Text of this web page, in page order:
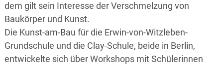
dem gilt sein Interesse der Verschmelzung von
Baukörper und Kunst.
Die Kunst-am-Bau für die Erwin-von-Witzleben-
Grundschule und die Clay-Schule, beide in Berlin,
entwickelte sich über Workshops mit Schülerinnen